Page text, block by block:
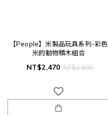
【People】米製品玩具系列-彩色
米的動物積木組合
NT$2,470 NT$2,600